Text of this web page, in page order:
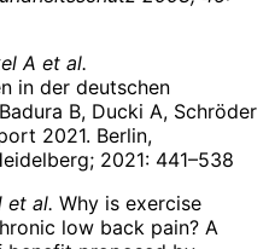
A et al.
in der deutschen
B, Ducki A, Schröder
2021. Berlin,
2021: 441–538
et al. Why is exercise
low back pain? A